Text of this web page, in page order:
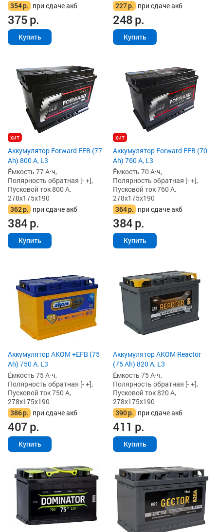
354р. при сдаче акб
375р.
Купить
227р. при сдаче акб
248р.
Купить
хит
Аккумулятор Forward EFB (77
Ah) 800 А, L3
Ёмкость 77 А·ч,
Полярность обратная [- +],
Пусковой ток 800 А,
278x175x190
362р. при сдаче акб
384р.
Купить
хит
Аккумулятор Forward EFB (70
Ah) 760 А, L3
Ёмкость 70 А·ч,
Полярность обратная [- +],
Пусковой ток 760 А,
278x175x190
364р. при сдаче акб
384р.
Купить
Аккумулятор AKOM +EFB (75
Ah) 750 А, L3
Ёмкость 75 А·ч,
Полярность обратная [- +],
Пусковой ток 750 А,
278x175x190
386р. при сдаче акб
407р.
Купить
Аккумулятор AKOM Reactor
(75 Ah) 820 А, L3
Ёмкость 75 А·ч,
Полярность обратная [- +],
Пусковой ток 820 А,
278x175x190
390р. при сдаче акб
411 р.
Купить